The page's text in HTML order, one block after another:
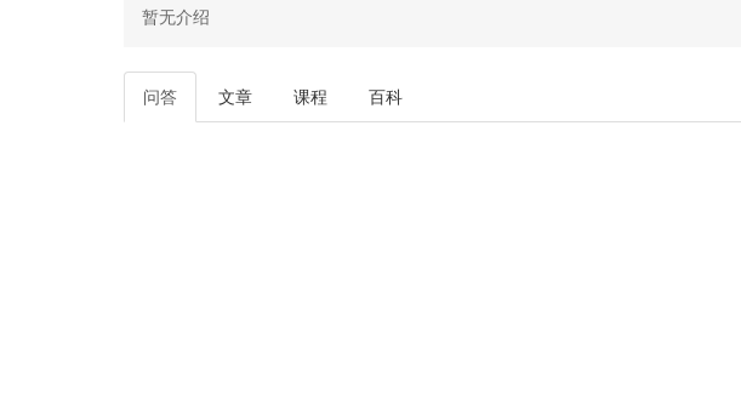
暂无介绍
问答 文章 课程 百科